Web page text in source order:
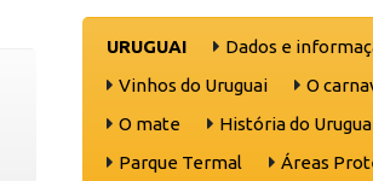
URUGUAI
Dados e
Vinhos do Uruguai
O
O mate
História do
Parque Termal
Áreas